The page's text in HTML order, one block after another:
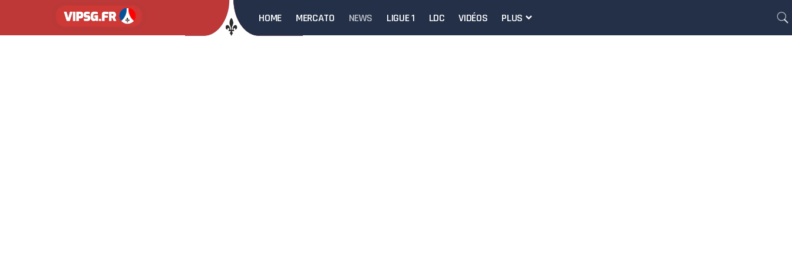
HOME MERCATO NEWS LIGUE 1 LDC VIDÉOS PLUS